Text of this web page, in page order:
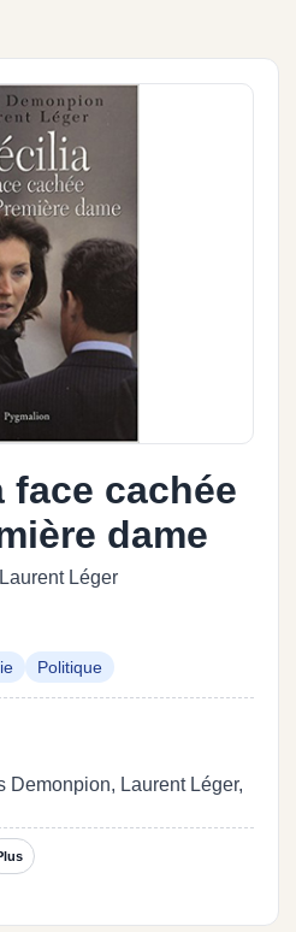
face cachée
dame
Léger
Politique
Demonpion, Laurent Léger,